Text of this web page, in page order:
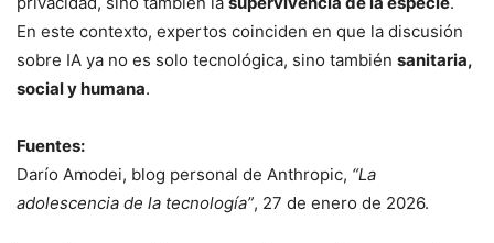
En este contexto, expertos coinciden en que la discusión
sobre IA ya no es solo tecnológica, sino también sanitaria,
social y humana.
Fuentes:
Darío Amodei, blog personal de Anthropic, “La
adolescencia de la tecnología”, 27 de enero de 2026.